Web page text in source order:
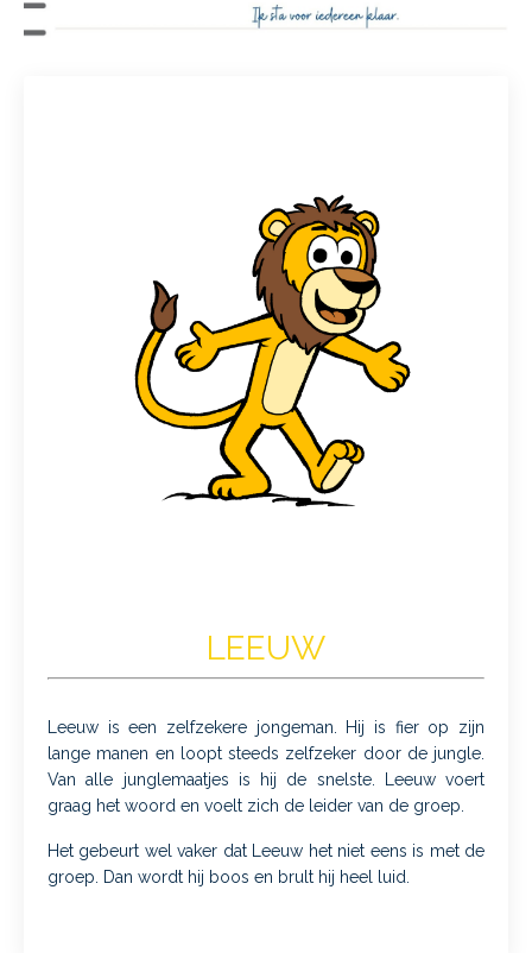
LEEUW
Leeuw is een zelfzekere jongeman. Hij is fier op zijn
lange manen en loopt steeds zelfzeker door de jungle.
Van alle junglemaatjes is hij de snelste. Leeuw voert
graag het woord en voelt zich de leider van de groep.
Het gebeurt wel vaker dat Leeuw het niet eens is met de
groep. Dan wordt hij boos en brult hij heel luid.